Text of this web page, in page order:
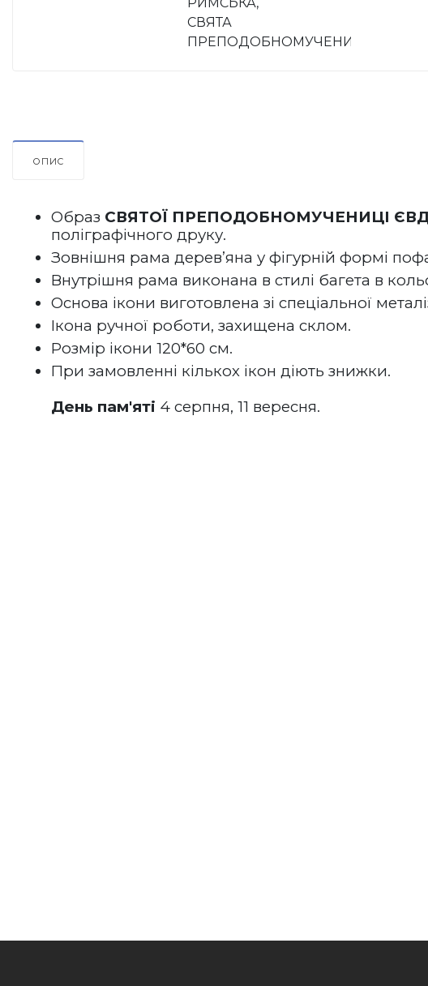
ОПИС
Образ СВЯТОЇ ПРЕПОДОБНОМУЧЕНИЦІ
поліграфічного друку.
Зовнішня рама дерев’яна у фігурній формі
Внутрішня рама виконана в стилі багета в
Основа ікони виготовлена зі спеціальної
Ікона ручної роботи, захищена склом.
Розмір ікони 120*60 см.
При замовленні кількох ікон діють знижки.
День пам'яті 4 серпня, 11 вересня.